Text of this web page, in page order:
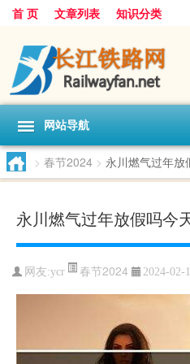
首 页 文章列表 知识分类
网站导航
> 春节2024 > 永川燃气过年放
永川燃气过年放假吗今
网友:ycr 春节2024 2024-02-